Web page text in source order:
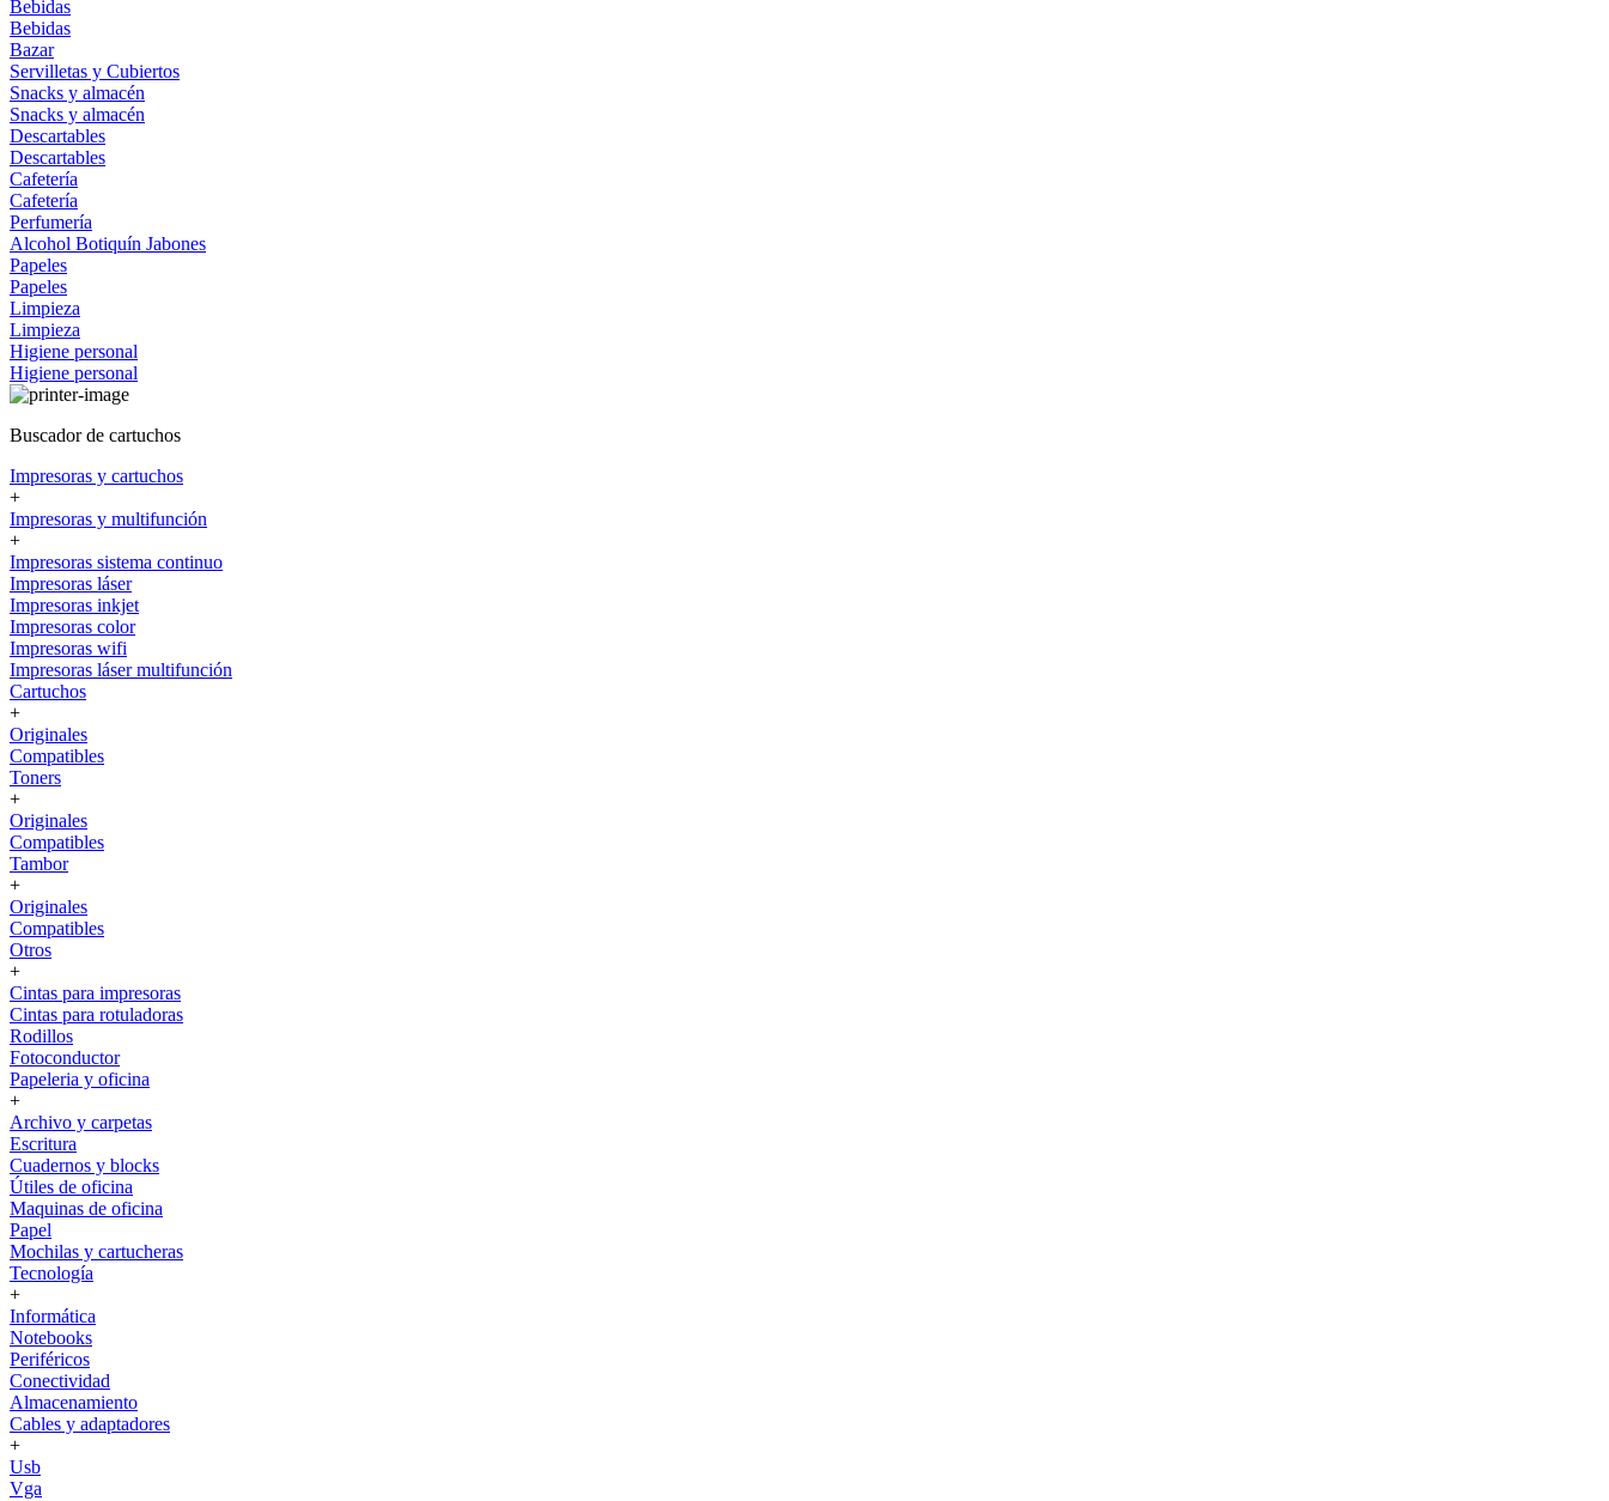
Bebidas
Bebidas
Bazar
Servilletas y Cubiertos
Snacks y almacén
Snacks y almacén
Descartables
Descartables
Cafetería
Cafetería
Perfumería
Alcohol Botiquín Jabones
Papeles
Papeles
Limpieza
Limpieza
Higiene personal
Higiene personal
Buscador de cartuchos
Impresoras y cartuchos
+
Impresoras y multifunción
+
Impresoras sistema continuo
Impresoras láser
Impresoras inkjet
Impresoras color
Impresoras wifi
Impresoras láser multifunción
Cartuchos
+
Originales
Compatibles
Toners
+
Originales
Compatibles
Tambor
+
Originales
Compatibles
Otros
+
Cintas para impresoras
Cintas para rotuladoras
Rodillos
Fotoconductor
Papeleria y oficina
+
Archivo y carpetas
Escritura
Cuadernos y blocks
Útiles de oficina
Maquinas de oficina
Papel
Mochilas y cartucheras
Tecnología
+
Informática
Notebooks
Periféricos
Conectividad
Almacenamiento
Cables y adaptadores
+
Usb
Vga